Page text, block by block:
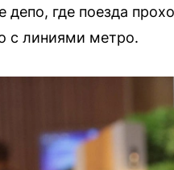
депо, где поезда
с линиями метро.